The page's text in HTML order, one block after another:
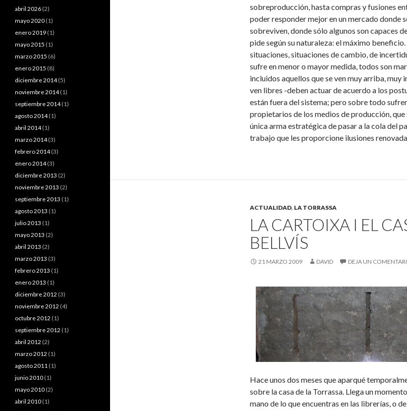
sobreproducción, hasta compras y fusiones
poder responder mejor en un mercado donde
sobreviven, donde sólo algunos son capaces
pide según su naturaleza: el máximo beneficio.
situaciones, situaciones de cambio, de
sufre en menor o mayor medida, todos son
incluidos aquellos que se ven muy arriba, muy
ven libres -deben actuar de acuerdo a los
están fuera del sistema; pero sobre todo
propietarios de los medios de producción, que
única arma estratégica de pasar a la cola del
trabajo que les proporcione ilusiones
ACTUALIDAD, LA TORRASSA
LA CARTOIXA I EL
BELLVÍS
21 MARZO 2009 DAVID DEJA UN
Hace unos dos meses que aparqué
sobre la casa de la Torrassa. Llega un
mano de lo que encuentras en las librerías, o
abril 2026 (2)
mayo 2020 (1)
enero 2019 (1)
mayo 2015 (1)
marzo 2015 (6)
enero 2015 (8)
diciembre 2014(5)
noviembre 2014(1)
septiembre 2014(1)
agosto 2014(1)
abril 2014(1)
marzo 2014(3)
febrero 2014(3)
enero 2014(3)
diciembre 2013 (2)
noviembre 2013 (2)
septiembre 2013 (1)
agosto 2013 (1)
julio 2013 (1)
mayo 2013 (2)
abril 2013 (2)
marzo 2013 (3)
febrero 2013 (1)
enero 2013 (1)
diciembre 2012 (3)
noviembre 2012 (4)
octubre 2012 (1)
septiembre 2012 (1)
abril 2012 (2)
marzo 2012 (1)
agosto 2011 (1)
junio 2010 (1)
mayo 2010 (2)
abril 2010 (1)